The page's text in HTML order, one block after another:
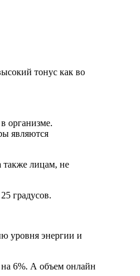
тонус как во
организме.
являются
также лицам, не
градусов.
уровня энергии и
6%. А объем онлайн